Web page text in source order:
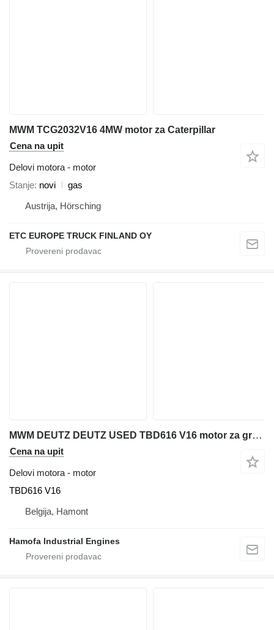
MWM TCG2032V16 4MW motor za Caterpillar
Cena na upit
Delovi motora - motor
Stanje novi
gas
Austrija, Hörsching
ETC EUROPE TRUCK FINLAND OY
MWM DEUTZ DEUTZ USED TBD616 V16 motor za građevinske mašine
Cena na upit
Delovi motora - motor
TBD616 V16
Belgija, Hamont
Hamofa Industrial Engines